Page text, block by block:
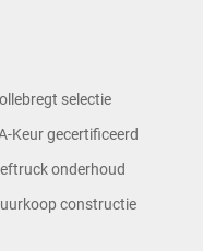
selectie
Keur gecertificeerd
onderhoud
constructie